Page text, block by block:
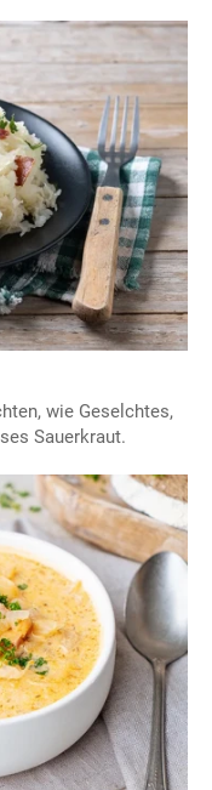
wie Geselchtes,
Sauerkraut.